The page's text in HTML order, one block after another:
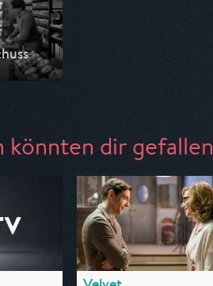
könnten dir gefallen